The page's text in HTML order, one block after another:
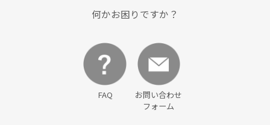
何かお困りですか？
FAQ
お問い合わせ
フォーム